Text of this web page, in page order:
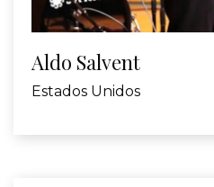
Aldo Salvent
Estados Unidos